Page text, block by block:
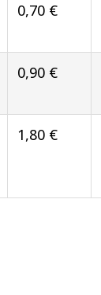
0,70 €
0,90 €
1,80 €